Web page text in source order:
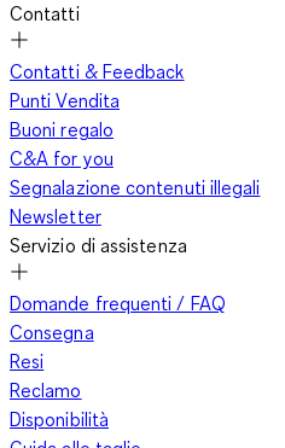
Contatti
Contatti & Feedback
Punti Vendita
Buoni regalo
C&A for you
Segnalazione contenuti illegali
Newsletter
Servizio di assistenza
Domande frequenti / FAQ
Consegna
Resi
Reclamo
Disponibilità